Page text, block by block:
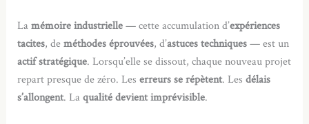
Lamémoire industrielle— cette accumulation d’expériences
tacites, deméthodes éprouvées, d’astuces techniques— est un
actif stratégique. Lorsqu’elle se dissout, chaque nouveau projet
repart presque de zéro. Leserreurs se répètent. Lesdélais
s’allongent. Laqualité devient imprévisible.